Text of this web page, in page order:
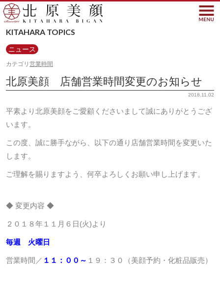
北原美顔- KITAHARA
KITAHARA TOPICS
ニュース
カテゴリ 営業時間
北原美顔 店舗営業時間変更のお知らせ
2018.11.02
平素より北原美顔をご愛顧くださいまして誠にありがとうござ
います。
この度、誠に勝手ながら、以下の通り店舗営業時間を変更いた
します。
ご理解を賜りますよう、何卒よろしくお願い申し上げます。
◆ 変更内容 ◆
２０１８年１１月６日(火)より
毎週 火曜日
営業時間／ １１：００～ １９：３０（美顔予約・化粧品販売）